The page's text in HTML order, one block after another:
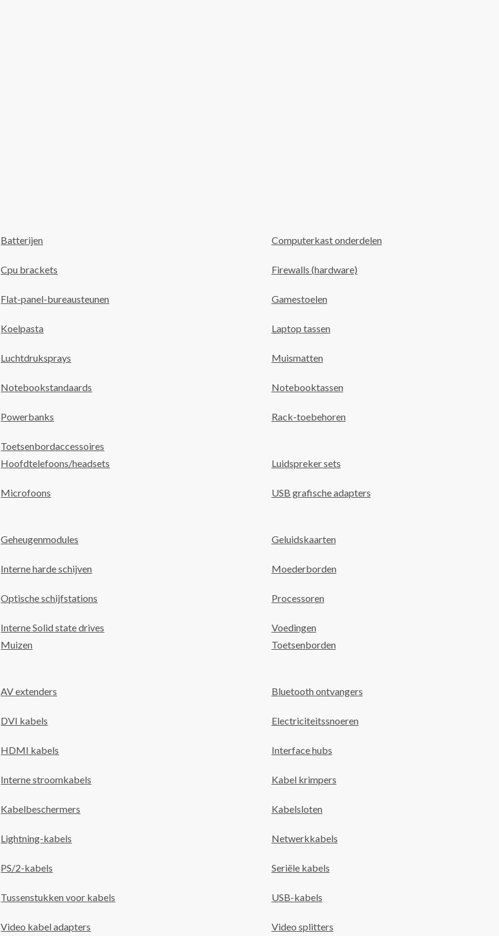
Batterijen Computerkast onderdelen
Cpu brackets Firewalls (hardware)
Flat-panel-bureausteunen Gamestoelen
Koelpasta Laptop tassen
Luchtdruksprays Muismatten
Notebookstandaards Notebooktassen
Powerbanks Rack-toebehoren
Toetsenbordaccessoires
Hoofdtelefoons/headsets Luidspreker sets
Microfoons USB grafische adapters
Geheugenmodules Geluidskaarten
Interne harde schijven Moederborden
Optische schijfstations Processoren
Interne Solid state drives
Voedingen
Muizen Toetsenborden
AV extenders Bluetooth ontvangers
DVI kabels Electriciteitssnoeren
HDMI kabels Interface hubs
Interne stroomkabels Kabel krimpers
Kabelbeschermers Kabelsloten
Lightning-kabels Netwerkkabels
PS/2-kabels Seriële kabels
Tussenstukken voor kabels USB-kabels
Video kabel adapters
Video splitters